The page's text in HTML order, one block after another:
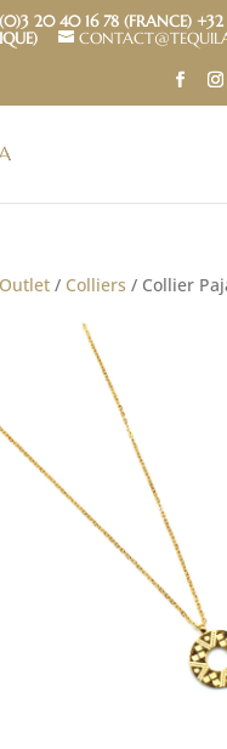
20 40 16 78 (FRANCE)
Outlet/ Colliers / Collier